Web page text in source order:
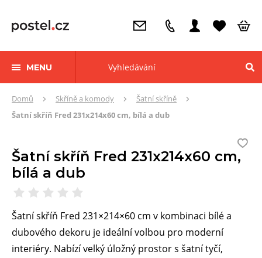
MENU
ZdeDomů Skříně a komody
Šatní skříně
Šatní skříň Fred 231x214x60 cm, bílá a dub
Šatní skříň Fred 231x214x60 cm,
bílá a dub
Šatní skříň Fred 231×214×60 cm v kombinaci bílé a
dubového dekoru je ideální volbou pro moderní
interiéry. Nabízí velký úložný prostor s šatní tyčí,